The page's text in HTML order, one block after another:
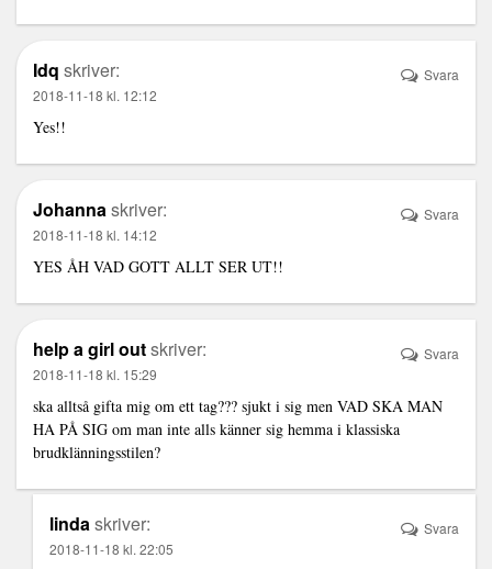
Idq skriver:
2018-11-18 kl. 12:12
Yes!!
Svara
Johannaskriver:
2018-11-18 kl. 14:12
YES ÅH VAD GOTT ALLT SER UT!!
Svara
help a girl outskriver:
2018-11-18 kl. 15:29
ska alltså gifta mig om ett tag??? sjukt i sig men VAD SKA MAN
HA PÅ SIG om man inte alls känner sig hemma i klassiska
brudklänningsstilen?
Svara
lindaskriver:
2018-11-18 kl. 22:05
Svara